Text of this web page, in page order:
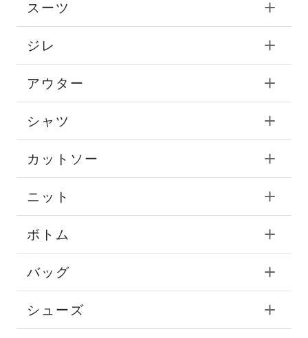
スーツ
ジレ
アウター
シャツ
カットソー
ニット
ボトム
バッグ
シューズ